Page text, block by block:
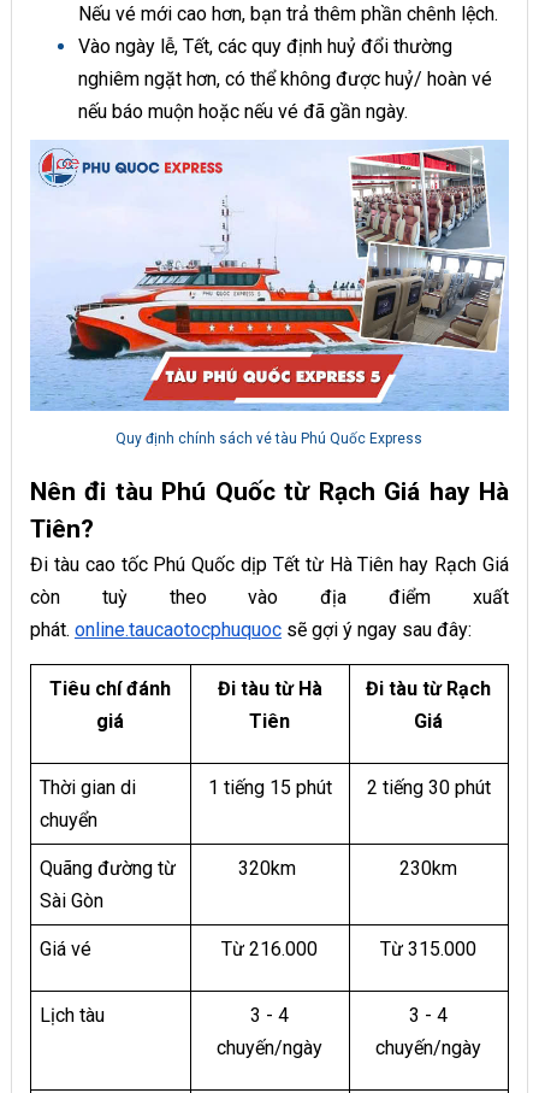
Nếu vé mới cao hơn, bạn trả thêm phần chênh lệch.
Vào ngày lễ, Tết, các quy định huỷ đổi thường
nghiêm ngặt hơn, có thể không được huỷ/ hoàn vé
nếu báo muộn hoặc nếu vé đã gần ngày.
Quy định chính sách vé tàu Phú Quốc Express
Nên đi tàu Phú Quốc từ Rạch Giá hay Hà
Tiên?
Đi tàu cao tốc Phú Quốc dịp Tết từ Hà Tiên hay Rạch Giá
còn tuỳ theo vào địa điểm xuất
phát. online.taucaotocphuquocsẽ gợi ý ngay sau đây:
Tiêu chí đánh
giá
Đi tàu từ Hà
Tiên
Đi tàu từ Rạch
Giá
Thời gian di
chuyển
1 tiếng 15 phút 2 tiếng 30 phút
Quãng đường từ
Sài Gòn
320km 230km
Giá vé Từ 216.000 Từ 315.000
Lịch tàu
3 - 4
chuyến/ngày
3 - 4
chuyến/ngày